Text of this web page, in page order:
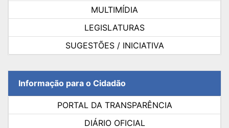
MULTIMÍDIA
LEGISLATURAS
SUGESTÕES / INICIATIVA
Informação para o Cidadão
PORTAL DA TRANSPARÊNCIA
DIÁRIO OFICIAL